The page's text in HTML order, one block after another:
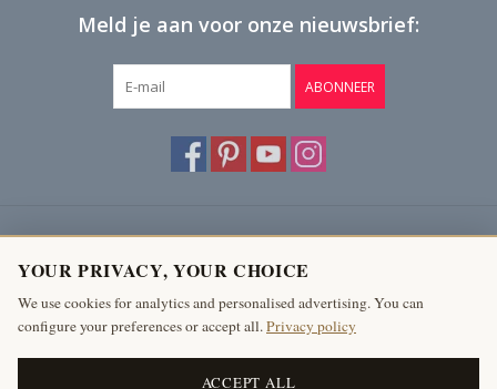
Meld je aan voor onze nieuwsbrief:
ABONNEER
Producten
Mijn account
The Antique Fireplace Bank
YOUR PRIVACY, YOUR CHOICE
We use cookies for analytics and personalised advertising. You can
configure your preferences or accept all.Privacy policy
ACCEPT ALL